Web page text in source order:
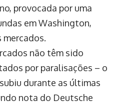
provocada por uma
em Washington,
mercados.
não têm sido
por paralisações – o
durante as últimas
nota do Deutsche